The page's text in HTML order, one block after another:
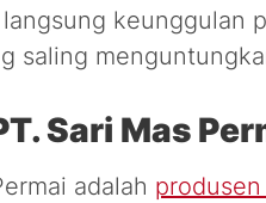
keunggulan
saling
Sari Mas
adalah